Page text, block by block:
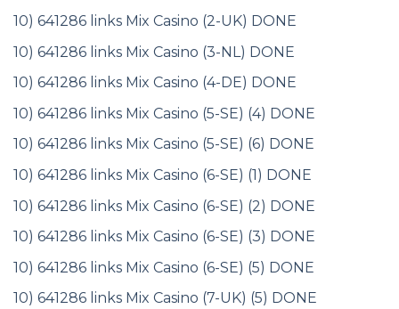
10) 641286 links Mix Casino (2-UK) DONE
10) 641286 links Mix Casino (3-NL) DONE
10) 641286 links Mix Casino (4-DE) DONE
10) 641286 links Mix Casino (5-SE) (4) DONE
10) 641286 links Mix Casino (5-SE) (6) DONE
10) 641286 links Mix Casino (6-SE) (1) DONE
10) 641286 links Mix Casino (6-SE) (2) DONE
10) 641286 links Mix Casino (6-SE) (3) DONE
10) 641286 links Mix Casino (6-SE) (5) DONE
10) 641286 links Mix Casino (7-UK) (5) DONE